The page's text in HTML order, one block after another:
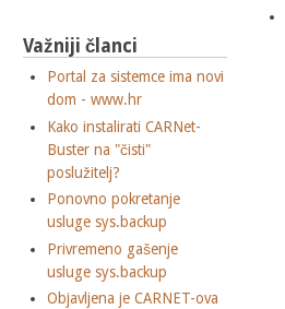
Važniji članci
Portal za sistemce ima novi
dom - www.hr
Kako instalirati CARNet-
Buster na "čisti"
poslužitelj?
Ponovno pokretanje
usluge sys.backup
Privremeno gašenje
usluge sys.backup
Objavljena je CARNET-ova